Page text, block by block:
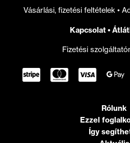
Vásárlási, fizetési feltételek •
Kapcsolat•
Fizetési
Rólunk
Ezzel
Így